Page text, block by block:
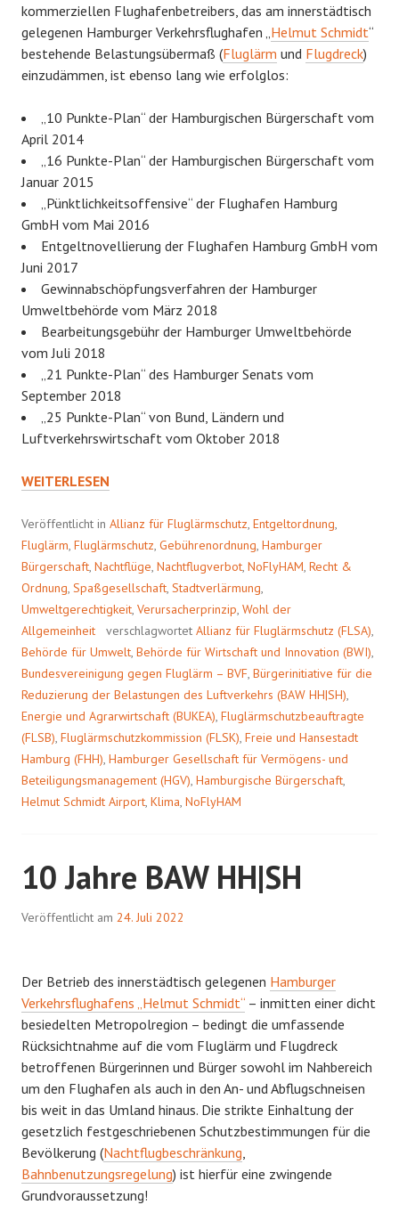
kommerziellen Flughafenbetreibers, das am innerstädtisch
gelegenen Hamburger Verkehrsflughafen „ Helmut Schmidt“
bestehende Belastungsübermaß (Fluglärm und Flugdreck)
einzudämmen, ist ebenso lang wie erfolglos:
„10 Punkte-Plan“ der Hamburgischen Bürgerschaft vom
April 2014
„16 Punkte-Plan“ der Hamburgischen Bürgerschaft vom
Januar 2015
„Pünktlichkeitsoffensive“ der Flughafen Hamburg
GmbH vom Mai 2016
Entgeltnovellierung der Flughafen Hamburg GmbH vom
Juni 2017
Gewinnabschöpfungsverfahren der Hamburger
Umweltbehörde vom März 2018
Bearbeitungsgebühr der Hamburger Umweltbehörde
vom Juli 2018
„21 Punkte-Plan“ des Hamburger Senats vom
September 2018
„25 Punkte-Plan“ von Bund, Ländern und
Luftverkehrswirtschaft vom Oktober 2018
VERMEIDBAR
NACHTFLÜGE
AM
HAMBURG
AIRPORT
WEITERLESEN
Veröffentlicht in Allianz für Fluglärmschutz, Entgeltordnung,
Fluglärm, Fluglärmschutz, Gebührenordnung, Hamburger
Bürgerschaft, Nachtflüge, Nachtflugverbot, NoFlyHAM, Recht &
Ordnung, Spaßgesellschaft, Stadtverlärmung,
Umweltgerechtigkeit, Verursacherprinzip, Wohl der
Allgemeinheit
verschlagwortet Allianz für Fluglärmschutz (FLSA),
Behörde für Umwelt, Behörde für Wirtschaft und Innovation (BWI),
Bundesvereinigung gegen Fluglärm – BVF, Bürgerinitiative für die
Reduzierung der Belastungen des Luftverkehrs (BAW HH|SH),
Energie und Agrarwirtschaft (BUKEA), Fluglärmschutzbeauftragte
(FLSB), Fluglärmschutzkommission (FLSK), Freie und Hansestadt
Hamburg (FHH), Hamburger Gesellschaft für Vermögens- und
Beteiligungsmanagement (HGV), Hamburgische Bürgerschaft,
Helmut Schmidt Airport, Klima, NoFlyHAM
10 Jahre BAW HH|SH
Veröffentlicht am 24. Juli 2022
Der Betrieb des innerstädtisch gelegenen Hamburger
Verkehrsflughafens „Helmut Schmidt“ – inmitten einer dicht
besiedelten Metropolregion – bedingt die umfassende
Rücksichtnahme auf die vom Fluglärm und Flugdreck
betroffenen Bürgerinnen und Bürger sowohl im Nahbereich
um den Flughafen als auch in den An- und Abflugschneisen
bis weit in das Umland hinaus. Die strikte Einhaltung der
gesetzlich festgeschriebenen Schutzbestimmungen für die
Bevölkerung (Nachtflugbeschränkung
Bahnbenutzungsregelung) ist hierfür eine zwingende
Grundvoraussetzung!